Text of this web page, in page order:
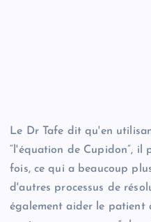
Le Dr Tafe dit qu'en
“l'équation de Cupidon”, il
fois, ce qui a beaucoup
d'autres processus de
également aider le patient